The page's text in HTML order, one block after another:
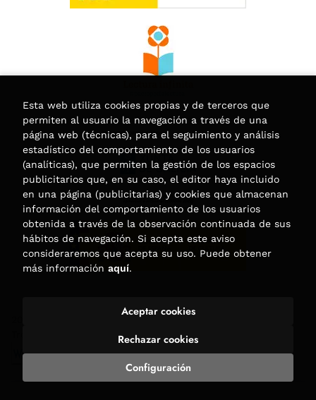
. Todos los Derechos Reservados |
Esta web utiliza cookies propias y de terceros que
permiten al usuario la navegación a través de una
página web (técnicas), para el seguimiento y análisis
estadístico del comportamiento de los usuarios
(analíticas), que permiten la gestión de los espacios
publicitarios que, en su caso, el editor haya incluido
en una página (publicitarias) y cookies que almacenan
información del comportamiento de los usuarios
obtenida a través de la observación continuada de sus
hábitos de navegación. Si acepta este aviso
consideraremos que acepta su uso. Puede obtener
más información aquí.
Configuración
Rechazar cookies
Aceptar cookies